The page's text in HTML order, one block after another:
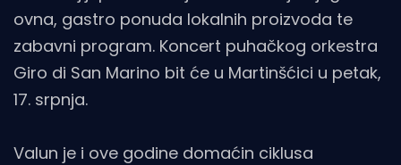
ovna, gastro ponuda lokalnih proizvoda te
zabavni program. Koncert puhačkog orkestra
Giro di San Marino bit će u Martinšćici u petak,
17. srpnja.
Valun je i ove godine domaćin ciklusa